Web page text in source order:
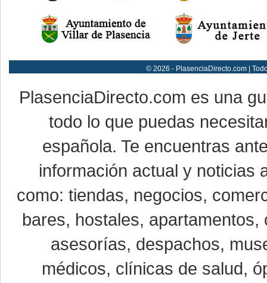
© 2026 - PlasenciaDirecto.com |
PlasenciaDirecto.com es una
todo lo que puedas
española. Te encuentras
información actual y noticias
como: tiendas, negocios,
bares, hostales,
asesorías, despachos,
médicos, clínicas de salud,